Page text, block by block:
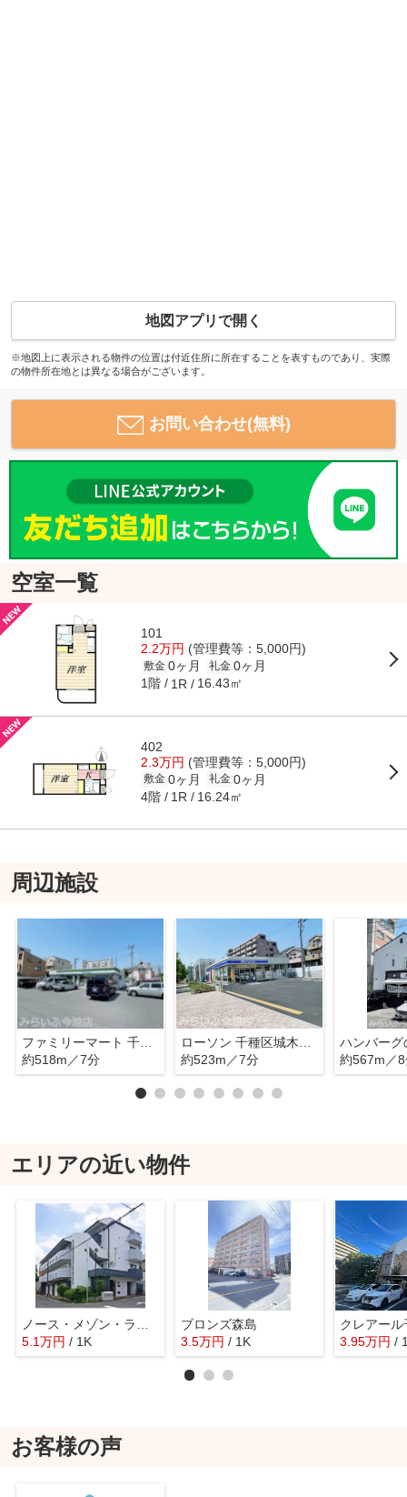
地図アプリで開く
※地図上に表示される物件の位置は付近住所に所在することを表すものであり、実際
の物件所在地とは異なる場合がございます。
お問い合わせ(無料)
空室一覧
101
2.2万円 (管理費等：5,000円)
敷金 0ヶ月 礼金 0ヶ月
1階 1R 16.43㎡
402
2.3万円 (管理費等：5,000円)
敷金 0ヶ月 礼金 0ヶ月
4階 1R 16.24㎡
周辺施設
ファミリーマート 千種春岡二丁目店
約518m／7分
約523m／7分
約567m／
エリアの近い物件
5.1万円 / 1K
ブロンズ森島
3.5万円 / 1K
クレアール
3.95万円 /
お客様の声